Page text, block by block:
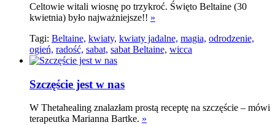
Celtowie witali wiosnę po trzykroć. Święto Beltaine (30
kwietnia) było najważniejsze!! »
Tagi: Beltaine, kwiaty, kwiaty jadalne, magia, odrodzenie,
ogień, radość, sabat, sabat Beltaine, wicca
Szczęście jest w nas
W Thetahealing znalazłam prostą receptę na szczęście – mówi
terapeutka Marianna Bartke. »